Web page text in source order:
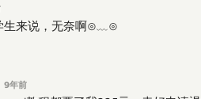
生来说，无奈啊⊙﹏⊙
9年前